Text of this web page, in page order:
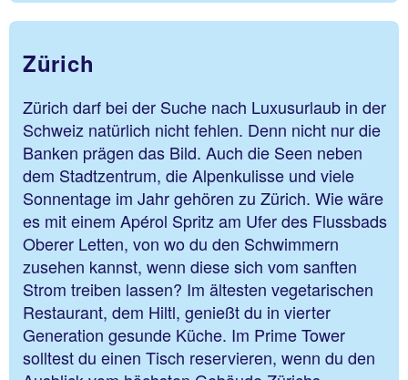
Zürich
Zürich darf bei der Suche nach Luxusurlaub in der
Schweiz natürlich nicht fehlen. Denn nicht nur die
Banken prägen das Bild. Auch die Seen neben
dem Stadtzentrum, die Alpenkulisse und viele
Sonnentage im Jahr gehören zu Zürich. Wie wäre
es mit einem Apérol Spritz am Ufer des Flussbads
Oberer Letten, von wo du den Schwimmern
zusehen kannst, wenn diese sich vom sanften
Strom treiben lassen? Im ältesten vegetarischen
Restaurant, dem Hiltl, genießt du in vierter
Generation gesunde Küche. Im Prime Tower
solltest du einen Tisch reservieren, wenn du den